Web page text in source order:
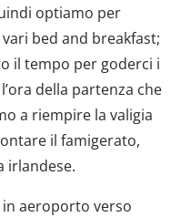
optiamo per
bed and breakfast;
il tempo per goderci i
della partenza che
a riempire la valigia
il famigerato,
irlandese.
aeroporto verso